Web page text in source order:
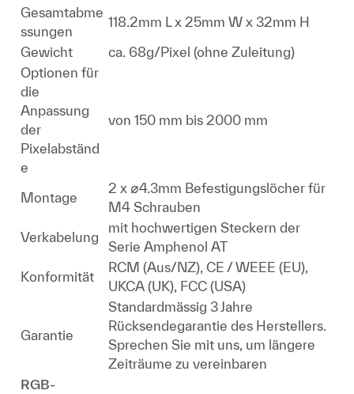
Gesamtabme
ssungen
118.2mm L x 25mm W x 32mm H
Gewicht
ca. 68g/Pixel (ohne Zuleitung)
Optionen für
die
Anpassung
der
Pixelabständ
e
von 150 mm bis 2000 mm
Montage
2 x ⌀4.3mm Befestigungslöcher für
M4 Schrauben
Verkabelung
mit hochwertigen Steckern der
Serie Amphenol AT
Konformität
RCM (Aus/NZ), CE / WEEE (EU),
UKCA (UK), FCC (USA)
Garantie
Standardmässig 3 Jahre
Rücksendegarantie des Herstellers.
Sprechen Sie mit uns, um längere
Zeiträume zu vereinbaren
RGB-